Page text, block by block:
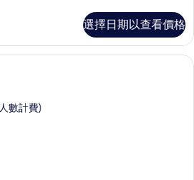
選擇日期以查看價格
套房 (Duplex) | 客房內保險箱、書桌
數計費)